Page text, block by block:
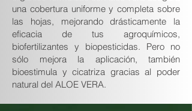
una cobertura uniforme y completa sobre
las hojas, mejorando drásticamente la
eficacia de tus agroquímicos,
biofertilizantes y biopesticidas. Pero no
sólo mejora la aplicación, también
bioestimula y cicatriza gracias al poder
natural del ALOE VERA.